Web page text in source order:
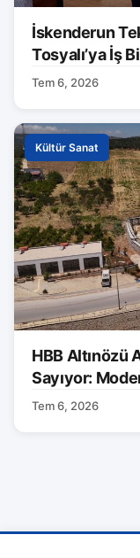
İskenderun
Tosyalı’ya İş
Tem 6, 2026
Kültür Sanat
HBB Altınözü
Sayıyor:
Tem 6, 2026